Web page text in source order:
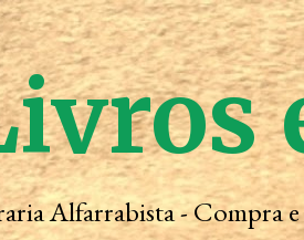
Alfarrabista - Compra